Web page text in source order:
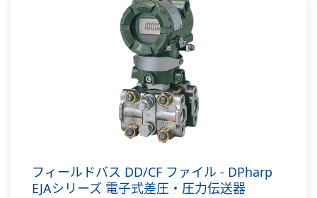
フィールドバス DD/CF ファイル - DPharp
EJAシリーズ 電子式差圧・圧力伝送器